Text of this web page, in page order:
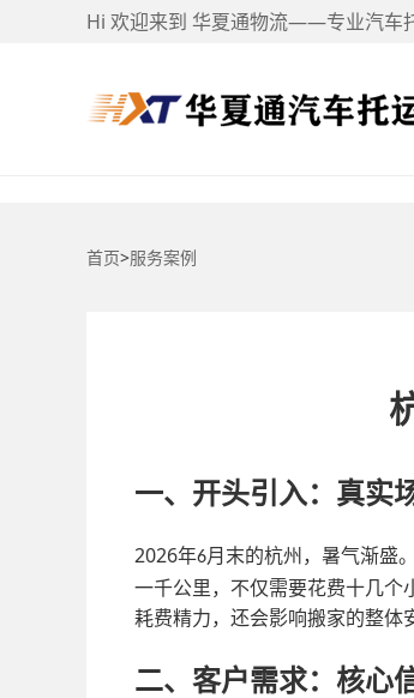
Hi 欢迎来到 华夏通物流——专业汽车
首页>服务案例
一、开头引入：真实
2026年6月末的杭州，暑气渐盛
一千公里，不仅需要花费十几个
耗费精力，还会影响搬家的整体
二、客户需求：核心